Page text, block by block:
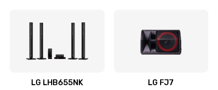
Ремонт / замена кнопок, клавиш, индикаторов,
LG LHB655NK LG FJ7